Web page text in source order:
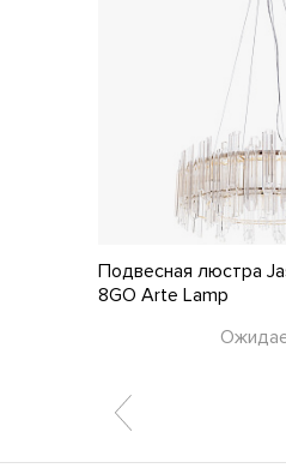
Подвесная люстра
8GO Arte Lamp